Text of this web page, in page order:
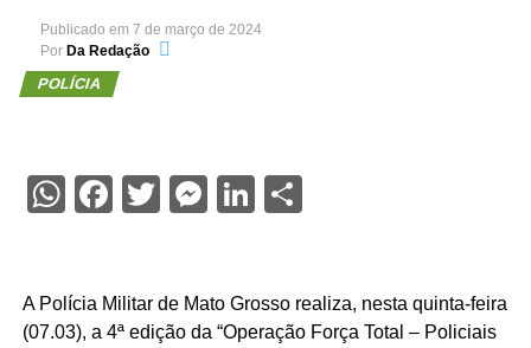
Publicado em 7 de março de 2024
Por Da Redação
POLÍCIA
WhatsApp
Facebook
Twitter
Messenger
LinkedIn
Share
A Polícia Militar de Mato Grosso realiza, nesta quinta-feira
(07.03), a 4ª edição da “Operação Força Total – Policiais